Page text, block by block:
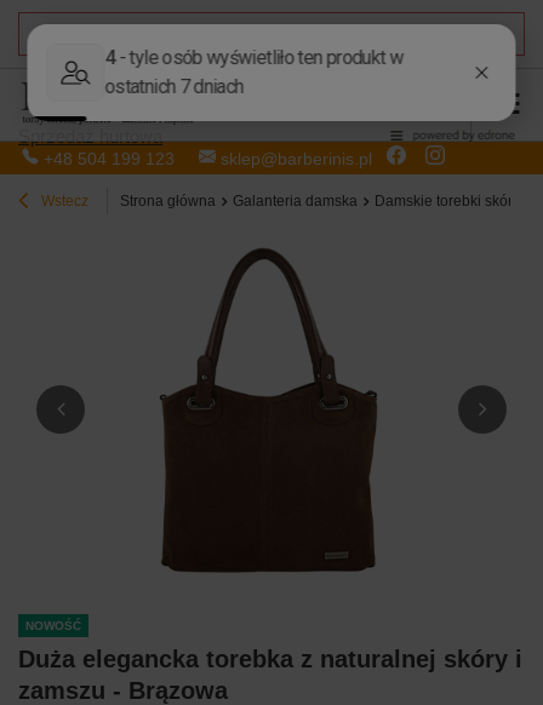
+48 504 199 123 sklep@barberinis.pl
Wstecz Strona główna Galanteria damska Damskie torebki
NOWOŚĆ
Duża elegancka torebka z naturalnej skóry i
zamszu - Brązowa